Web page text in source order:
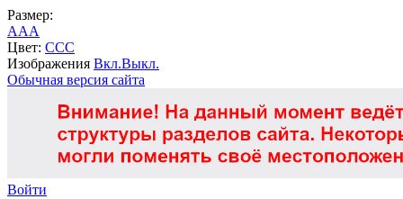
Размер:
AAA
Цвет: CCC
Изображения Вкл.Выкл.
Обычная версия сайта
Войти